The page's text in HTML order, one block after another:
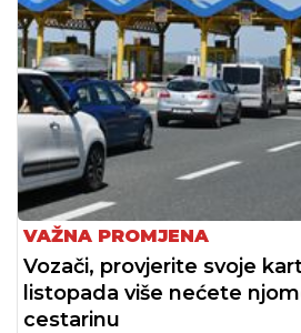
VAŽNA PROMJENA
Vozači, provjerite svoje
listopada više nećete
cestarinu